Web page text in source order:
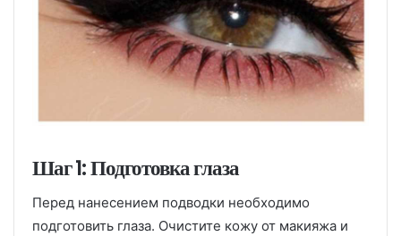
Шаг 1: Подготовка глаза
Перед нанесением подводки необходимо
подготовить глаза. Очистите кожу от макияжа и